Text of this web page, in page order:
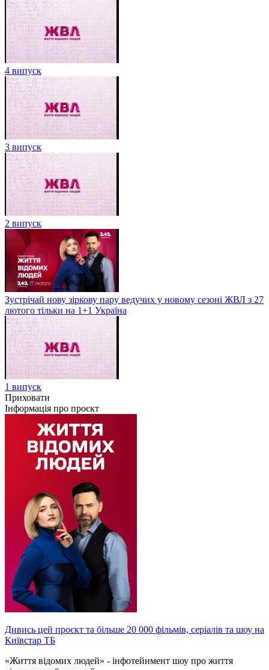
4 випуск
3 випуск
2 випуск
Зустрічай нову зіркову пару ведучих у новому сезоні ЖВЛ з 27
лютого тільки на 1+1 Україна
1 випуск
Приховати
Інформація про проєкт
Дивись цей проєкт та більше 20 000 фільмів, серіалів та шоу на
Київстар ТБ
«Життя відомих людей» - інфотейнмент шоу про життя